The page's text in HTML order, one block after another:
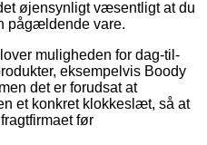
øjensynligt væsentligt at du
pågældende vare.
muligheden for dag-til-
eksempelvis Boody
det er forudsat at
et konkret klokkeslæt, så at
før